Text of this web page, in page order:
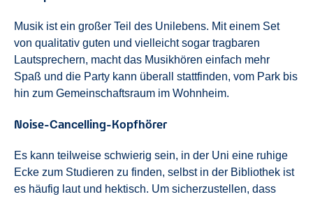
Musik ist ein großer Teil des Unilebens. Mit einem Set
von qualitativ guten und vielleicht sogar tragbaren
Lautsprechern, macht das Musikhören einfach mehr
Spaß und die Party kann überall stattfinden, vom Park bis
hin zum Gemeinschaftsraum im Wohnheim.
Noise-Cancelling-Kopfhörer
Es kann teilweise schwierig sein, in der Uni eine ruhige
Ecke zum Studieren zu finden, selbst in der Bibliothek ist
es häufig laut und hektisch. Um sicherzustellen, dass